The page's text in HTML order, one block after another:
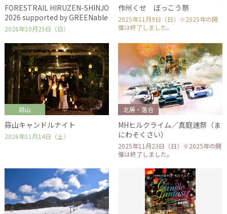
FORESTRAIL HIRUZEN-SHINJO
2026 supported by GREENable
2026年10月25日（日）
作州くせ ぼっこう祭
2025年11月9日（日）※2025年の開
催は終了しました。
蒜山
蒜山キャンドルナイト
2026年11月14日（土）
北房・落合
MHヒルクライム／真庭速祭（ま
にわそくさい）
2025年11月23日（日）※2025年の開
催は終了しました。